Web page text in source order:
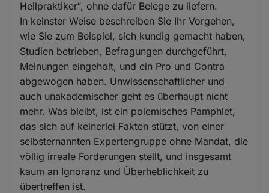
Heilpraktiker“, ohne dafür Belege zu liefern.
In keinster Weise beschreiben Sie Ihr Vorgehen,
wie Sie zum Beispiel, sich kundig gemacht haben,
Studien betrieben, Befragungen durchgeführt,
Meinungen eingeholt, und ein Pro und Contra
abgewogen haben. Unwissenschaftlicher und
auch unakademischer geht es überhaupt nicht
mehr. Was bleibt, ist ein polemisches Pamphlet,
das sich auf keinerlei Fakten stützt, von einer
selbsternannten Expertengruppe ohne Mandat, die
völlig irreale Forderungen stellt, und insgesamt
kaum an Ignoranz und Überheblichkeit zu
übertreffen ist.